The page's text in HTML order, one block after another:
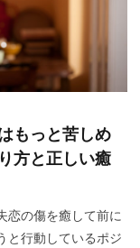
もっと苦しめ
方と正しい癒
恋の傷を癒して前に
と行動しているポジ